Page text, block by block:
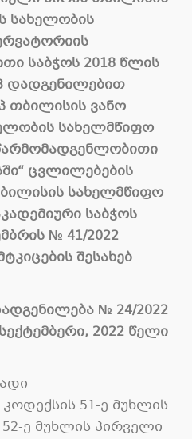
სახელობის
საბჭოს 2018 წლის
დადგენილებით
თბილისის ვანო
სახელმწიფო
ცვლილებების
სახელმწიფო
საბჭოს
№ 41/2022
შესახებ
№ 24/2022
2022 წელი
51-ე მუხლის
ე მუხლის პირველი